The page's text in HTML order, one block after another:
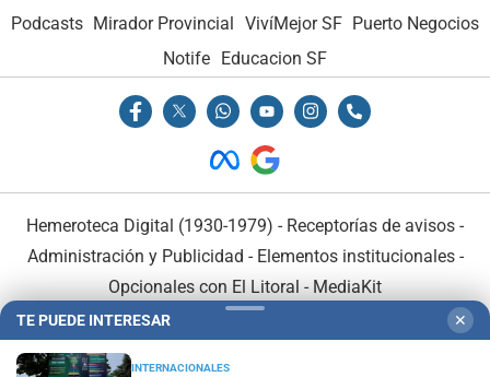
Podcasts Mirador Provincial VivíMejor SF Puerto Negocios
Notife Educacion SF
Hemeroteca Digital (1930-1979) - Receptorías de avisos -
Administración y Publicidad - Elementos institucionales-
Opcionales con El Litoral - MediaKit
TE PUEDE INTERESAR ✕
INTERNACIONALES